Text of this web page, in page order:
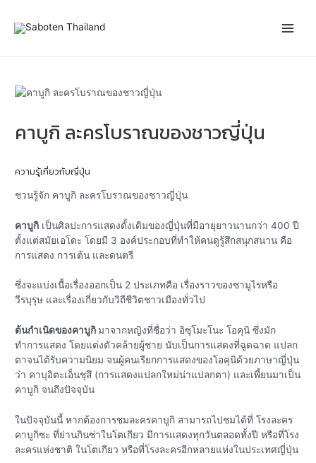
content
คาบูกิ ละครโบราณของชาวญี่ปุ่น
ความรู้เกี่ยวกับญี่ปุ่น
ชวนรู้จัก คาบูกิ ละครโบราณของชาวญี่ปุ่น
คาบูกิ เป็นศิลปะการแสดงดั้งเดิมของญี่ปุ่นที่มีอายุยาวนานกว่า 400 ปี
ตั้งแต่สมัยเอโดะ โดยมี 3 องค์ประกอบที่ทำให้คนดูรู้สึกสนุกสนาน คือ
การแสดง การเต้น และดนตรี
ซึ่งจะแบ่งเนื้อเรื่องออกเป็น 2 ประเภทคือ เรื่องราวของซามูไรหรือ
วีรบุรุษ และเรื่องเกี่ยวกับวิถีชีวิตชาวเมืองทั่วไป
ต้นกำเนิดของคาบูกิ มาจากหญิงที่ชื่อว่า อิซุโมะโนะ โอคุนิ ซึ่งมัก
ทำการแสดง โดยแต่งตัวคล้ายผู้ชาย นับเป็นการแสดงที่ฉูดฉาด แปลก
ตาจนได้รับความนิยม จนผู้คนเรียกการแสดงของโอคุนิด้วยภาษาญี่ปุ่น
ว่า คาบุอิตะเอ็นชุสึ (การแสดงแปลกใหม่น่าแปลกตา) และเพี้ยนมาเป็น
คาบูกิ จนถึงปัจจุบัน
ในปัจจุบันนี้ หากต้องการชมละครคาบูกิ สามารถไปชมได้ที่ โรงละคร
คาบูกิซะ ที่ย่านกินซ่าในโตเกียว มีการแสดงทุกวันตลอดทั้งปี หรือที่โรง
ละครแห่งชาติ ในโตเกียว หรือที่โรงละครอีกหลายแห่งในประเทศญี่ปุ่น
navigation